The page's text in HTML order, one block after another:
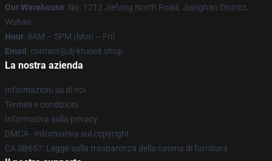
Our Warehouse: No. 1212 Jiefang North Road, Jianghan District,
Wuhan
Hour: 9AM – 5PM (Mon – Fri)
Email : contact@dj-khaled.shop
La nostra azienda
Informazioni su di noi
Termini e condizioni
Informativa sulla privacy
DMCA - Informativa sul copyright
CA SB657: Legge sulla trasparenza della catena di fornitura